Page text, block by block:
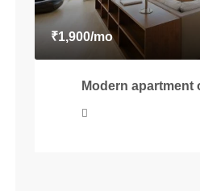
₹1,900/mo
Modern apartment